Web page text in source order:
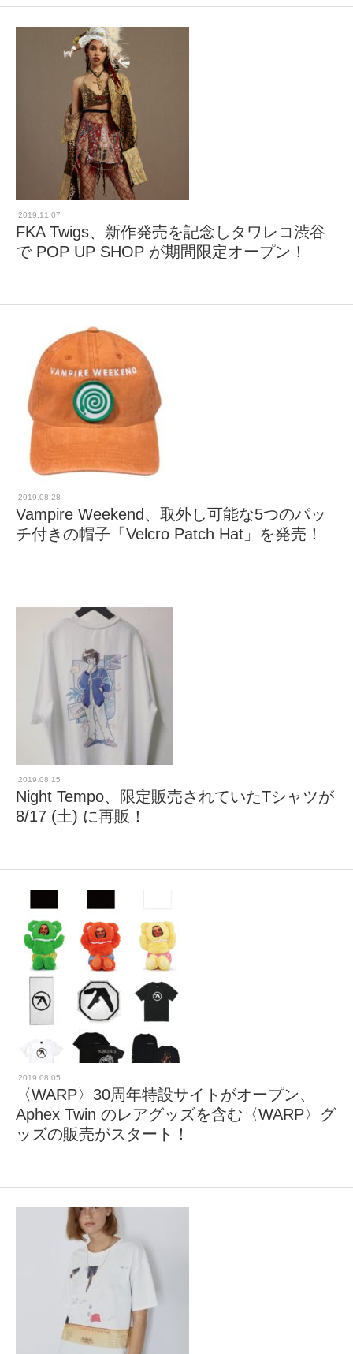
2019.11.07
FKA Twigs、新作発売を記念しタワレコ渋谷
で POP UP SHOP が期間限定オープン！
2019.08.28
Vampire Weekend、取外し可能な5つのパッ
チ付きの帽子「Velcro Patch Hat」を発売！
2019.08.15
Night Tempo、限定販売されていたTシャツが
8/17 (土) に再販！
2019.08.05
〈WARP〉30周年特設サイトがオープン、
Aphex Twin のレアグッズを含む〈WARP〉グ
ッズの販売がスタート！